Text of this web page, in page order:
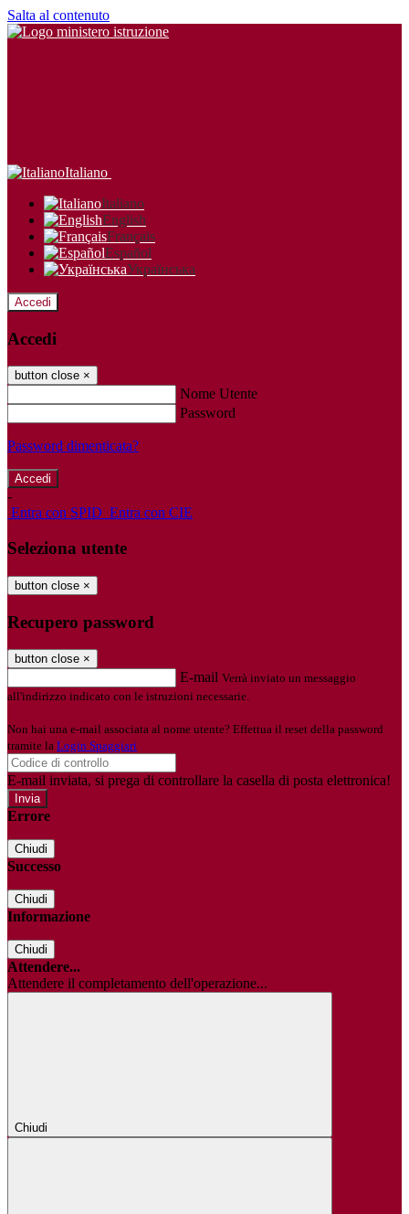
Salta al contenuto
Italiano
Italiano
English
Français
Español
Українська
Accedi
Accedi
button close ×
Nome Utente
Password
Password dimenticata?
-
Entra con SPID Entra con CIE
Seleziona utente
button close ×
Recupero password
button close ×
E-mail Verrà inviato un messaggio
all'indirizzo indicato con le istruzioni necessarie.
Non hai una e-mail associata al nome utente? Effettua il reset della password
tramite la Login Spaggiari
E-mail inviata, si prega di controllare la casella di posta elettronica!
Errore
Chiudi
Successo
Chiudi
Informazione
Chiudi
Attendere...
Attendere il completamento dell'operazione...
Chiudi